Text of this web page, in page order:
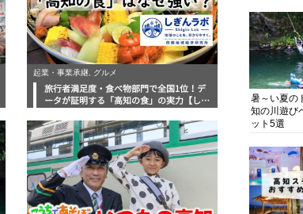
起業・事業承継, グルメ
旅行者満足度・食べ物部門で全国1位！デ
ータが証明する「高知の食」の実力【しぎ
底解剖
暑～い夏の
知の川遊び
ット5選